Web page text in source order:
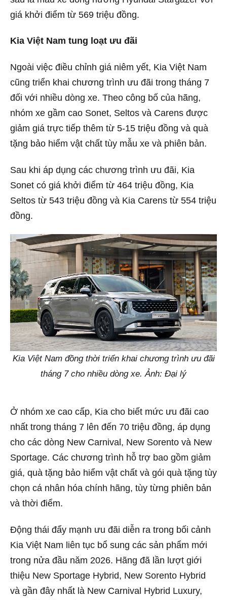
giá khởi điểm từ 569 triệu đồng.
Kia Việt Nam tung loạt ưu đãi
Ngoài việc điều chỉnh giá niêm yết, Kia Việt Nam
cũng triển khai chương trình ưu đãi trong tháng 7
đối với nhiều dòng xe. Theo công bố của hãng,
nhóm xe gầm cao Sonet, Seltos và Carens được
giảm giá trực tiếp thêm từ 5-15 triệu đồng và quà
tặng bảo hiểm vật chất tùy mẫu xe và phiên bản.
Sau khi áp dụng các chương trình ưu đãi, Kia
Sonet có giá khởi điểm từ 464 triệu đồng, Kia
Seltos từ 543 triệu đồng và Kia Carens từ 554 triệu
đồng.
Kia Việt Nam đồng thời triển khai chương trình ưu đãi
tháng 7 cho nhiều dòng xe. Ảnh: Đại lý
Ở nhóm xe cao cấp, Kia cho biết mức ưu đãi cao
nhất trong tháng 7 lên đến 70 triệu đồng, áp dụng
cho các dòng New Carnival, New Sorento và New
Sportage. Các chương trình hỗ trợ bao gồm giảm
giá, quà tặng bảo hiểm vật chất và gói quà tặng tùy
chọn cá nhân hóa chính hãng, tùy từng phiên bản
và thời điểm.
Động thái đẩy mạnh ưu đãi diễn ra trong bối cảnh
Kia Việt Nam liên tục bổ sung các sản phẩm mới
trong nửa đầu năm 2026. Hãng đã lần lượt giới
thiệu New Sportage Hybrid, New Sorento Hybrid
và gần đây nhất là New Carnival Hybrid Luxury,